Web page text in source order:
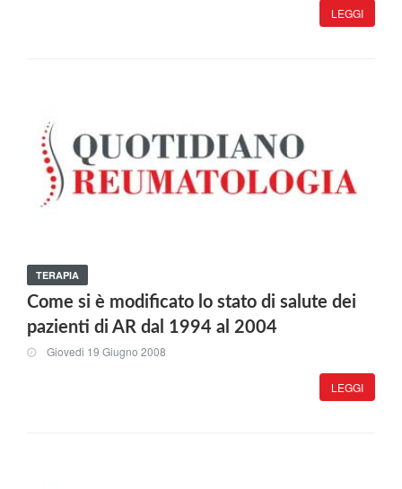
LEGGI
TERAPIA
Come si è modificato lo stato di salute dei
pazienti di AR dal 1994 al 2004
Giovedi 19 Giugno 2008
LEGGI